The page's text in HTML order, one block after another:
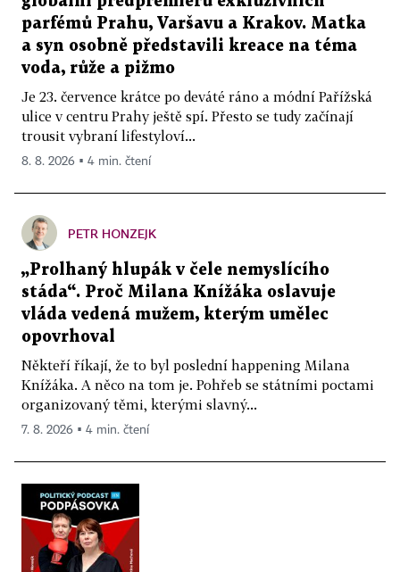
parfémů Prahu, Varšavu a Krakov. Matka
a syn osobně představili kreace na téma
voda, růže a pižmo
Je 23. července krátce po deváté ráno a módní Pařížská
ulice v centru Prahy ještě spí. Přesto se tudy začínají
trousit vybraní lifestyloví...
8. 8. 2026 ▪ 4 min. čtení
PETR HONZEJK
„Prolhaný hlupák v čele nemyslícího
stáda“. Proč Milana Knížáka oslavuje
vláda vedená mužem, kterým umělec
opovrhoval
Někteří říkají, že to byl poslední happening Milana
Knížáka. A něco na tom je. Pohřeb se státními poctami
organizovaný těmi, kterými slavný...
7. 8. 2026 ▪ 4 min. čtení